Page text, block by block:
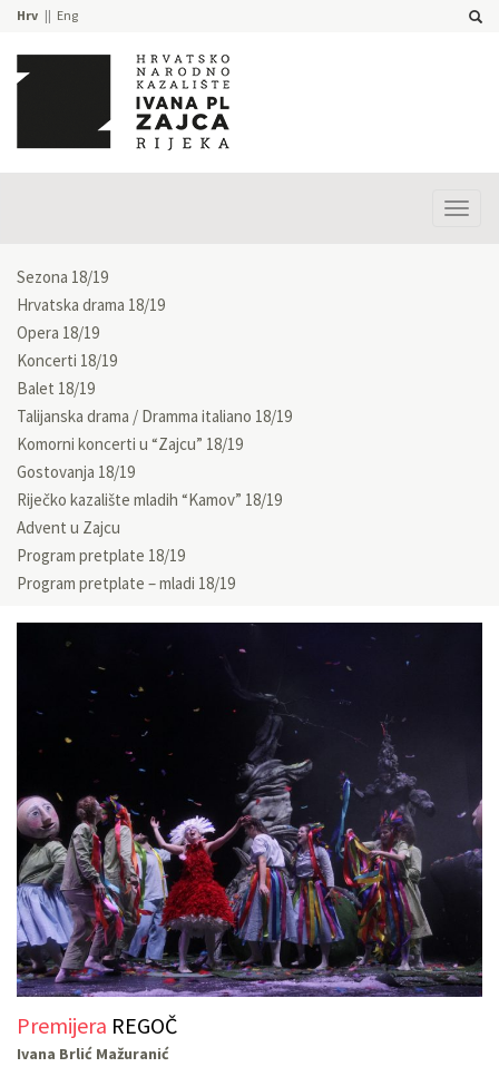
Hrv Eng
Sezona 18/19
Hrvatska drama 18/19
Opera 18/19
Koncerti 18/19
Balet 18/19
Talijanska drama / Dramma italiano 18/19
Komorni koncerti u “Zajcu” 18/19
Gostovanja 18/19
Riječko kazalište mladih “Kamov” 18/19
Advent u Zajcu
Program pretplate 18/19
Program pretplate – mladi 18/19
Premijera REGOČ
Ivana Brlić Mažuranić